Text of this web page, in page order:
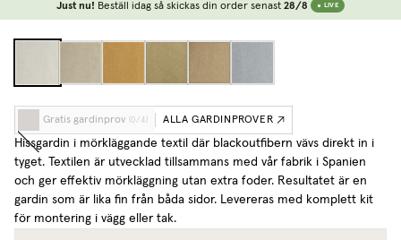
Just nu! Beställ idag så skickas din order senast 28/8 LIVE
Gratis gardinprov ( 0/ 4) ALLA GARDINPROVER
Hissgardin i mörkläggande textil där blackoutfibern vävs direkt in i
tyget. Textilen är utvecklad tillsammans med vår fabrik i Spanien
och ger effektiv mörkläggning utan extra foder. Resultatet är en
gardin som är lika fin från båda sidor. Levereras med komplett kit
för montering i vägg eller tak.